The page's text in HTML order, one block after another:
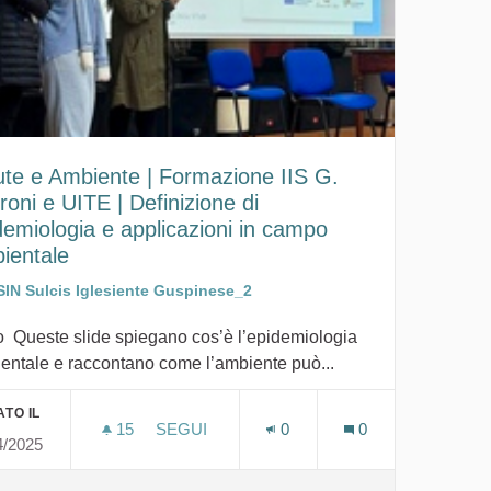
SUI RICOVERI NEL PERIODO 2014-2018 PER GENERE
e Ambiente | Formazione IIS G.
e UITE | Definizione di
e applicazioni in campo
Sulcis Iglesiente Guspinese_2
Queste slide spiegano cos’è l’epidemiologia
e raccontano come l’ambiente può...
IL
2025
15 15 SOSTENITORI
SEGUI
0 0